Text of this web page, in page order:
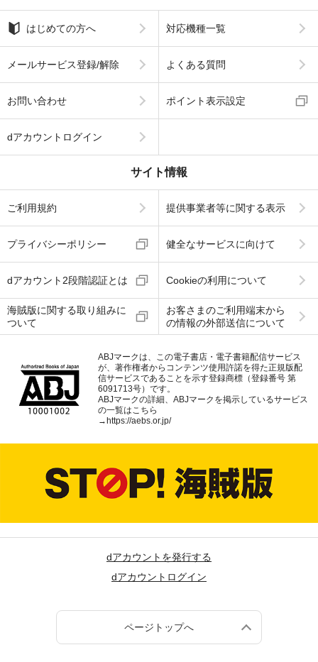
はじめての方へ 対応機種一覧
メールサービス登録/解除 よくある質問
お問い合わせ ポイント表示設定
dアカウントログイン
サイト情報
ご利用規約 提供事業者等に関する表示
プライバシーポリシー 健全なサービスに向けて
dアカウント2段階認証とは Cookieの利用について
海賊版に関する取り組みに
ついて
お客さまのご利用端末から
の情報の外部送信について
ABJマークは、この電子書店・電子書籍配信サービス
が、著作権者からコンテンツ使用許諾を得た正規版配
信サービスであることを示す登録商標（登録番号 第
6091713号）です。
ABJマークの詳細、ABJマークを掲示しているサービス
の一覧はこちら
→ https://aebs.or.jp/
dアカウントを発行する
dアカウントログイン
ページトップへ